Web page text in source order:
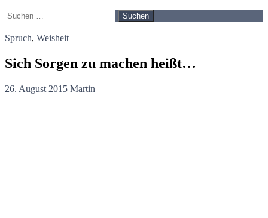
Suchen
nach:
Spruch, Weisheit
Sich Sorgen zu machen heißt…
26. August 2015 Martin